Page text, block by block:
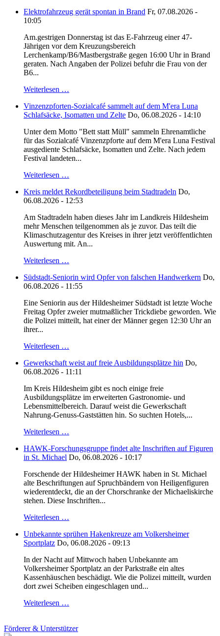
Elektrofahrzeug gerät spontan in Brand Fr, 07.08.2026 -
10:05
Am.gestrigen Donnerstag ist das E-Fahrzeug einer 47-
Jährigen vor dem Kreuzungsbereich
Lerchenkamp/B6/Mastbergstraße gegen 16:00 Uhr in Brand
geraten. Nach Angaben der Polizei befuhr die Frau von der
B6...
Weiterlesen …
Vinzenzpforten-Sozialcafé sammelt auf dem M'era Luna
Schlafsäcke, Isomatten und Zelte Do, 06.08.2026 - 14:10
Unter dem Motto "Bett statt Müll" sammeln Ehrenamtliche
für das Sozialcafé Vinzenzpforte auf dem M'era Luna Festival
ausgediente Schlafsäcke, Isomatten und Zelte. Nach jedem
Festival landeten...
Weiterlesen …
Kreis meldet Rekordbeteiligung beim Stadtradeln Do,
06.08.2026 - 12:53
Am Stadtradeln haben dieses Jahr im Landkreis Hildesheim
mehr Menschen teilgenommen als je zuvor. Das teilt die
Klimaschutzagentur des Kreises in ihrer jetzt veröffentlichten
Auswertung mit. An...
Weiterlesen …
Südstadt-Seniorin wird Opfer von falschen Handwerkern Do,
06.08.2026 - 11:55
Eine Seniorin aus der Hildesheimer Südstadt ist letzte Woche
Freitag Opfer zweier mutmaßlicher Trickdiebe geworden. Wie
die Polizei mitteilt, hat einer der Männer gegen 12:30 Uhr an
ihrer...
Weiterlesen …
Gewerkschaft weist auf freie Ausbildungsplätze hin Do,
06.08.2026 - 11:11
Im Kreis Hildesheim gibt es noch einige freie
Ausbildungsplätze im erweiterten Gastronomie- und
Lebensmittelbereich. Darauf weist die Gewerkschaft
Nahrung-Genuss-Gaststätten hin. So suchten Hotels,...
Weiterlesen …
HAWK-Forschungsgruppe findet alte Inschriften auf Figuren
in St. Michael Do, 06.08.2026 - 10:17
Forschende der Hildesheimer HAWK haben in St. Michael
alte Beschriftungen auf Spruchbändern von Heiligenfiguren
wiederentdeckt, die an der Chorschranke der Michaeliskirche
stehen. Diese Inschriften...
Weiterlesen …
Unbekannte sprühen Hakenkreuze am Volkersheimer
Sportplatz Do, 06.08.2026 - 09:13
In der Nacht auf Mittwoch haben Unbekannte am
Volkersheimer Sportplatz an der Parkstraße ein altes
Kassenhäuschen beschädigt. Wie die Polizei mitteilt, wurden
dort zwei Scheiben eingeschlagen und...
Weiterlesen …
Förderer & Unterstützer